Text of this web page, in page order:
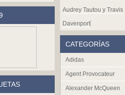
Audrey Tautou y Travis
Davenport
CATEGORÍAS
Adidas
Agent Provocateur
Alexander McQueen